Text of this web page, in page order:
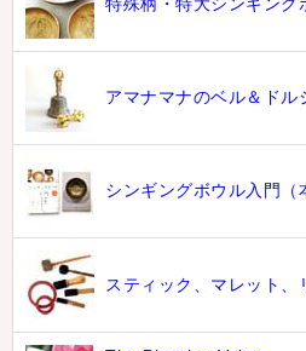
アマナマナのベル＆ドル
シンギングボウル入門（
スティック、マレット、